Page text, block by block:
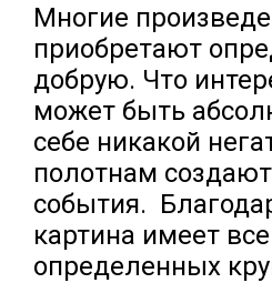
Многие
приобретают
добрую. Что
может быть
себе никакой
полотнам
события.
картина имеет
определенных